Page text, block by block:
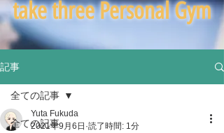
​take three Personal Gym
記事
全ての記事
全ての記事
Yuta Fukuda
2021年9月6日 読了時間: 1分